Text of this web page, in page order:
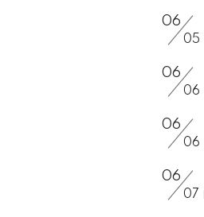
06
05
06
06
06
06
06
07